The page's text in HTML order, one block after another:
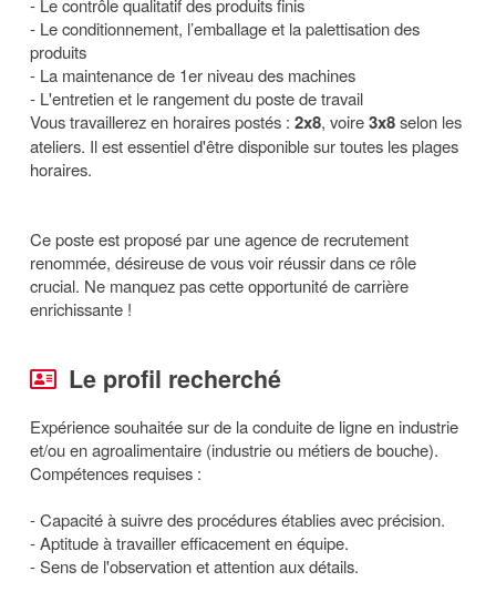
- Le contrôle qualitatif des produits finis
- Le conditionnement, l’emballage et la palettisation des
produits
- La maintenance de 1er niveau des machines
- L'entretien et le rangement du poste de travail
Vous travaillerez en horaires postés : 2x8, voire3x8selon les
ateliers. Il est essentiel d'être disponible sur toutes les plages
horaires.
Ce poste est proposé par une agence de recrutement
renommée, désireuse de vous voir réussir dans ce rôle
crucial. Ne manquez pas cette opportunité de carrière
enrichissante !
Le profil recherché
Expérience souhaitée sur de la conduite de ligne en industrie
et/ou en agroalimentaire (industrie ou métiers de bouche).
Compétences requises :
- Capacité à suivre des procédures établies avec précision.
- Aptitude à travailler efficacement en équipe.
- Sens de l'observation et attention aux détails.